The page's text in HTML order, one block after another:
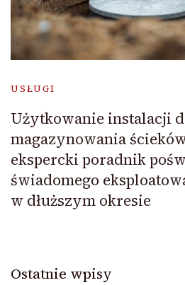
USŁUGI
Użytkowanie instalacji
magazynowania
ekspercki poradnik
świadomego
w dłuższym okresie
Ostatnie wpisy